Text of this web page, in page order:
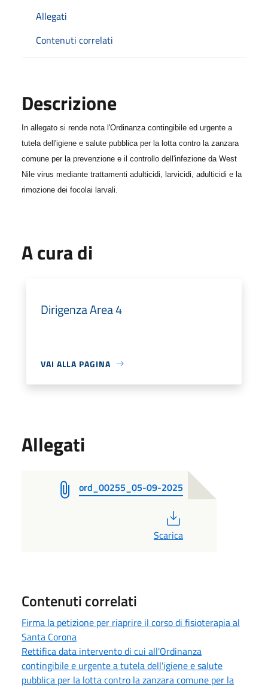
Allegati
Contenuti correlati
Descrizione
In allegato si rende nota l'Ordinanza contingibile ed urgente a
tutela dell'igiene e salute pubblica per la lotta contro la zanzara
comune per la prevenzione e il controllo dell'infezione da West
Nile virus mediante trattamenti adulticidi, larvicidi, adulticidi e la
rimozione dei focolai larvali.
A cura di
Dirigenza Area 4
VAI ALLA PAGINA
Allegati
ord_00255_05-09-2025
Scarica
Contenuti correlati
Firma la petizione per riaprire il corso di fisioterapia al
Santa Corona
Rettifica data intervento di cui all'Ordinanza
contingibile e urgente a tutela dell'igiene e salute
pubblica per la lotta contro la zanzara comune per la